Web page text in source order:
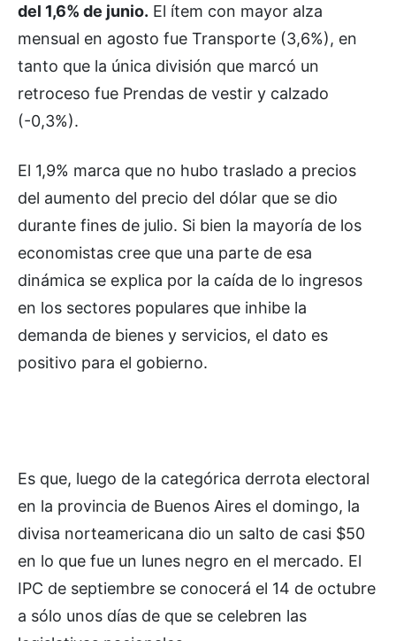
del 1,6% de junio. El ítem con mayor alza
mensual en agosto fue Transporte (3,6%), en
tanto que la única división que marcó un
retroceso fue Prendas de vestir y calzado
(-0,3%).
El 1,9% marca que no hubo traslado a precios
del aumento del precio del dólar que se dio
durante fines de julio. Si bien la mayoría de los
economistas cree que una parte de esa
dinámica se explica por la caída de lo ingresos
en los sectores populares que inhibe la
demanda de bienes y servicios, el dato es
positivo para el gobierno.
Es que, luego de la categórica derrota electoral
en la provincia de Buenos Aires el domingo, la
divisa norteamericana dio un salto de casi $50
en lo que fue un lunes negro en el mercado. El
IPC de septiembre se conocerá el 14 de octubre
a sólo unos días de que se celebren las